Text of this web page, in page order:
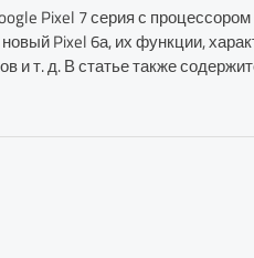
Pixel 7 серия с
Pixel 6а, их функции,
и т. д. В статье также